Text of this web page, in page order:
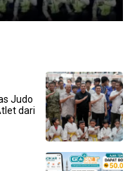
Judo
dari